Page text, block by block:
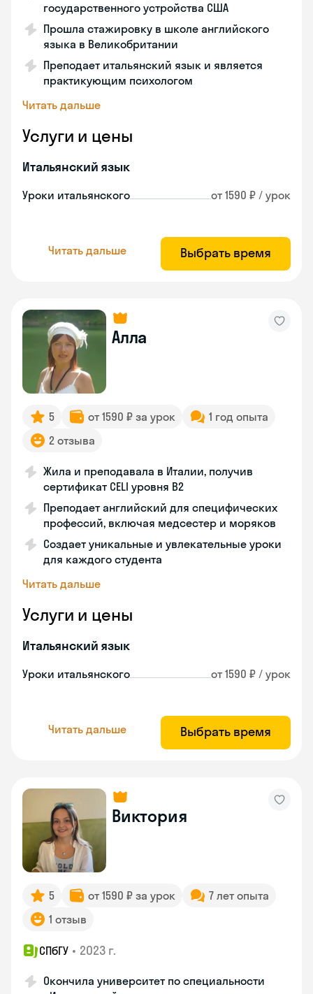
государственного устройства США
Прошла стажировку в школе английского
языка в Великобритании
Преподает итальянский язык и является
практикующим психологом
Читать дальше
Услуги и цены
Итальянский язык
Уроки итальянского от 1590 ₽ / урок
Читать дальше Выбрать время
Алла
5 от 1590 ₽ за урок
1 год опыта
2 отзыва
Жила и преподавала в Италии, получив
сертификат CELI уровня В2
Преподает английский для специфических
профессий, включая медсестер и моряков
Создает уникальные и увлекательные уроки
для каждого студента
Читать дальше
Услуги и цены
Итальянский язык
Уроки итальянского от 1590 ₽ / урок
Читать дальше Выбрать время
Виктория
5 от 1590 ₽ за урок
7 лет опыта
1 отзыв
СПбГУ • 2023 г.
Окончила университет по специальности